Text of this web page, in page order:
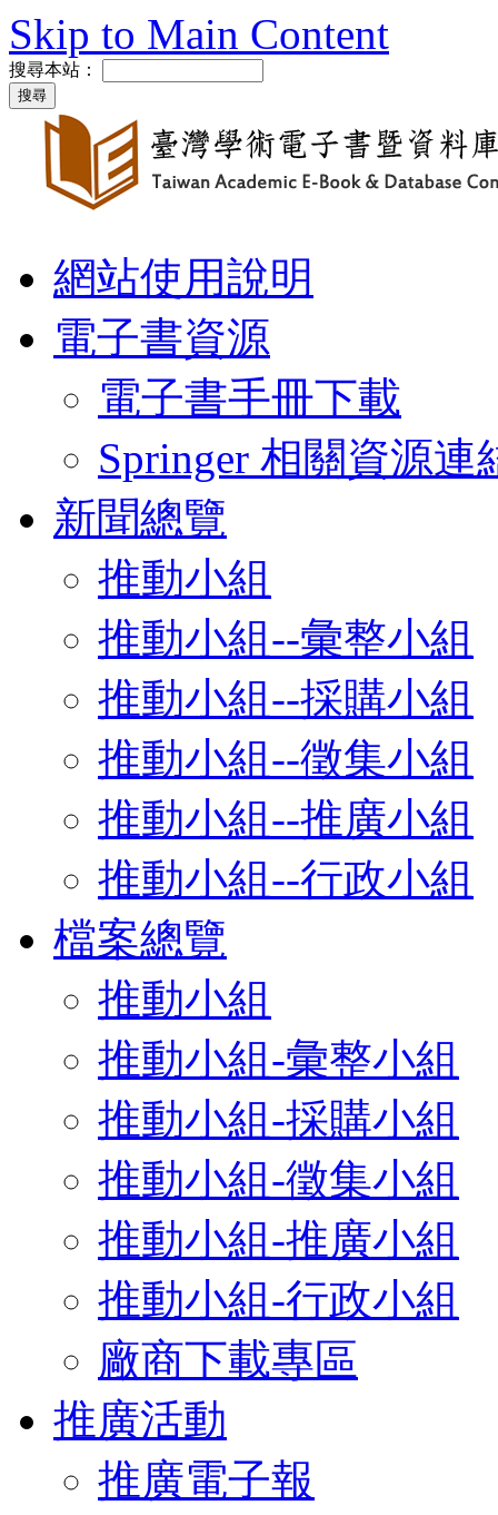
Skip to Main Content
搜尋本站：
網站使用說明
電子書資源
電子書手冊下載
Springer 相關資源連
新聞總覽
推動小組
推動小組--彙整小組
推動小組--採購小組
推動小組--徵集小組
推動小組--推廣小組
推動小組--行政小組
檔案總覽
推動小組
推動小組-彙整小組
推動小組-採購小組
推動小組-徵集小組
推動小組-推廣小組
推動小組-行政小組
廠商下載專區
推廣活動
推廣電子報